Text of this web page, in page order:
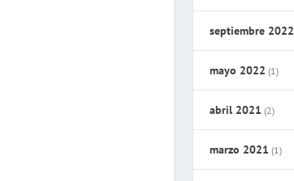
septiembre 2022
mayo 2022 (1)
abril 2021 (2)
marzo 2021 (1)